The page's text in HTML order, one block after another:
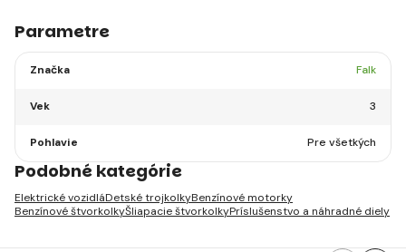
Parametre
Značka Falk
Vek 3
Pohlavie Pre všetkých
Podobné kategórie
Elektrické vozidláDetské trojkolkyBenzínové motorky
Benzínové štvorkolkyŠliapacie štvorkolkyPríslušenstvo a náhradné diely